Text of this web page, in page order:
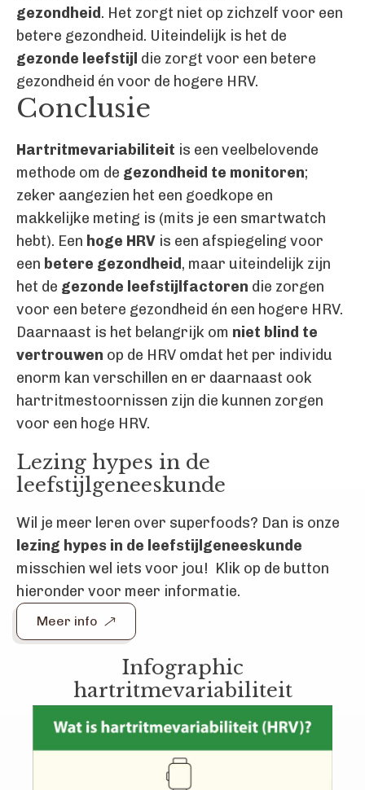
gezondheid. Het zorgt niet op zichzelf voor een
betere gezondheid. Uiteindelijk is het de
gezonde leefstijl die zorgt voor een betere
gezondheid én voor de hogere HRV.
Conclusie
Hartritmevariabiliteit is een veelbelovende
methode om de gezondheid te monitoren;
zeker aangezien het een goedkope en
makkelijke meting is (mits je een smartwatch
hebt). Een hoge HRV is een afspiegeling voor
een betere gezondheid, maar uiteindelijk zijn
het de gezonde leefstijlfactoren die zorgen
voor een betere gezondheid én een hogere HRV.
Daarnaast is het belangrijk om niet blind te
vertrouwen op de HRV omdat het per individu
enorm kan verschillen en er daarnaast ook
hartritmestoornissen zijn die kunnen zorgen
voor een hoge HRV.
Lezing hypes in de
leefstijlgeneeskunde
Wil je meer leren over superfoods? Dan is onze
lezing hypes in de leefstijlgeneeskunde
misschien wel iets voor jou! Klik op de button
hieronder voor meer informatie.
Meer info
Infographic
hartritmevariabiliteit